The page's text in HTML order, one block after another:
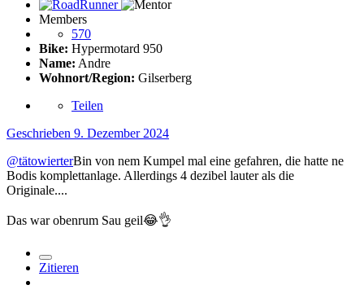
Members
570
Bike: Hypermotard 950
Name: Andre
Wohnort/Region: Gilserberg
Teilen
Geschrieben 9. Dezember 2024
@tätowierterBin von nem Kumpel mal eine gefahren, die hatte ne
Bodis komplettanlage. Allerdings 4 dezibel lauter als die
Originale....
Das war obenrum Sau geil😂👌
Zitieren